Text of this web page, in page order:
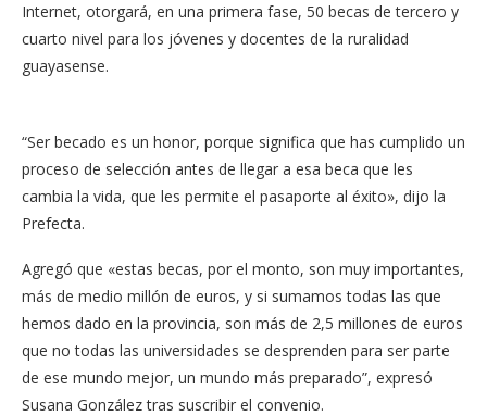
Internet, otorgará, en una primera fase, 50 becas de tercero y
cuarto nivel para los jóvenes y docentes de la ruralidad
guayasense.
“Ser becado es un honor, porque significa que has cumplido un
proceso de selección antes de llegar a esa beca que les
cambia la vida, que les permite el pasaporte al éxito», dijo la
Prefecta.
Agregó que «estas becas, por el monto, son muy importantes,
más de medio millón de euros, y si sumamos todas las que
hemos dado en la provincia, son más de 2,5 millones de euros
que no todas las universidades se desprenden para ser parte
de ese mundo mejor, un mundo más preparado”, expresó
Susana González tras suscribir el convenio.